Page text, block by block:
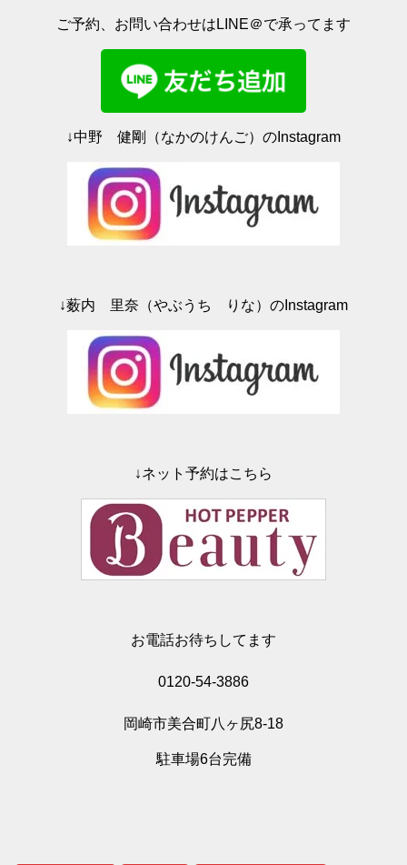
だ
い
ィ
開
き
ま
す
)
ご予約、お問い合わせはLINE＠で承ってます
↓中野 健剛（なかのけんご）のInstagram
↓薮内 里奈（やぶうち りな）のInstagram
↓ネット予約はこちら
お電話お待ちしてます
0120-54-3886
岡崎市美合町八ヶ尻8-18
駐車場6台完備